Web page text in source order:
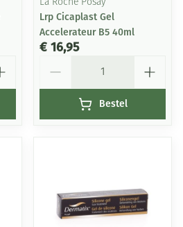
La Roche Posay
Lrp Cicaplast Gel
Accelerateur B5 40ml
€ 16,95
Bestel